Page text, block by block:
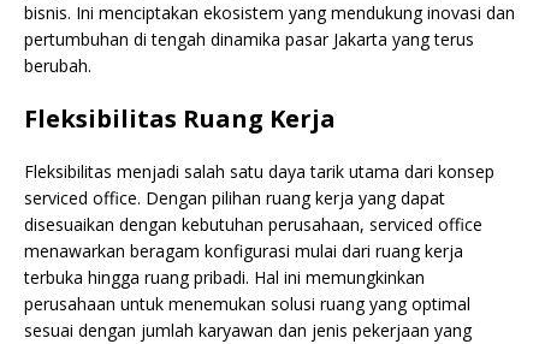
bisnis. Ini menciptakan ekosistem yang mendukung inovasi dan
pertumbuhan di tengah dinamika pasar Jakarta yang terus
berubah.
Fleksibilitas Ruang Kerja
Fleksibilitas menjadi salah satu daya tarik utama dari konsep
serviced office. Dengan pilihan ruang kerja yang dapat
disesuaikan dengan kebutuhan perusahaan, serviced office
menawarkan beragam konfigurasi mulai dari ruang kerja
terbuka hingga ruang pribadi. Hal ini memungkinkan
perusahaan untuk menemukan solusi ruang yang optimal
sesuai dengan jumlah karyawan dan jenis pekerjaan yang